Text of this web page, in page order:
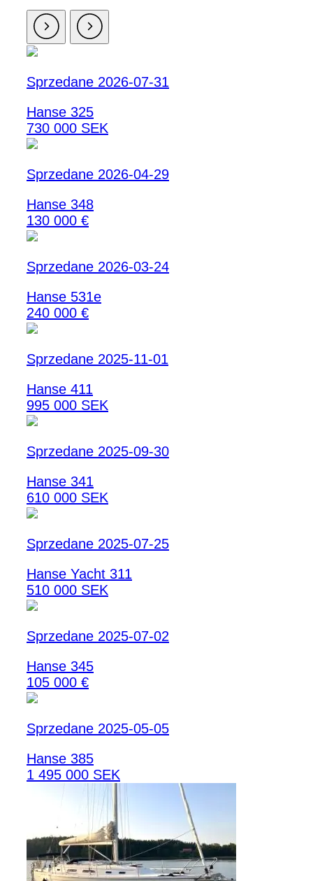
Sprzedane 2026-07-31
Hanse 325
730 000 SEK
Sprzedane 2026-04-29
Hanse 348
130 000 €
Sprzedane 2026-03-24
Hanse 531e
240 000 €
Sprzedane 2025-11-01
Hanse 411
995 000 SEK
Sprzedane 2025-09-30
Hanse 341
610 000 SEK
Sprzedane 2025-07-25
Hanse Yacht 311
510 000 SEK
Sprzedane 2025-07-02
Hanse 345
105 000 €
Sprzedane 2025-05-05
Hanse 385
1 495 000 SEK